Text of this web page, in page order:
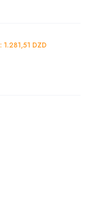
1.281,51 DZD